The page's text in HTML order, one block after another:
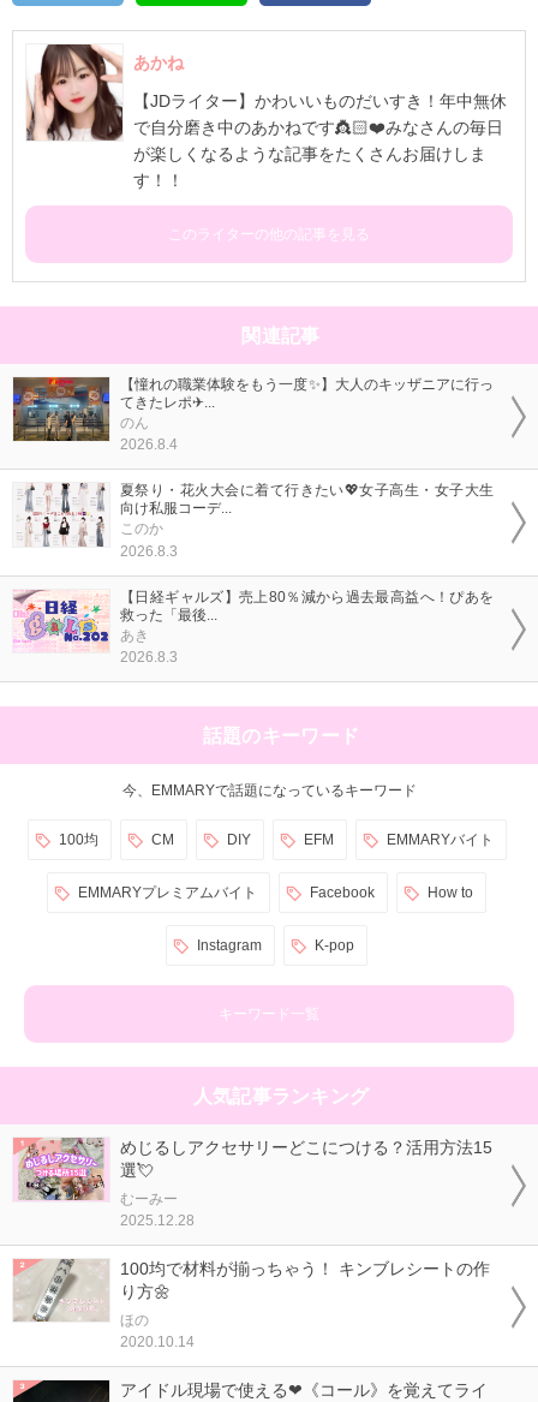
あかね
【JDライター】かわいいものだいすき！年中無休
で自分磨き中のあかねです👸🏻❤️みなさんの毎日
が楽しくなるような記事をたくさんお届けしま
す！！
このライターの他の記事を見る
関連記事
【憧れの職業体験をもう一度✨】大人のキッザニアに行っ
てきたレポ✈...
のん
2026.8.4
夏祭り・花火大会に着て行きたい💖女子高生・女子大生
向け私服コーデ...
このか
2026.8.3
【日経ギャルズ】売上80％減から過去最高益へ！ぴあを
救った「最後...
あき
2026.8.3
話題のキーワード
今、EMMARYで話題になっているキーワード
100均 CM DIY EFM EMMARYバイト
EMMARYプレミアムバイト Facebook How to
Instagram K-pop
キーワード一覧
人気記事ランキング
めじるしアクセサリーどこにつける？活用方法15
選💘
むーみー
2025.12.28
100均で材料が揃っちゃう！ キンブレシートの作
り方🌼
ほの
2020.10.14
アイドル現場で使える❤《コール》を覚えてライ